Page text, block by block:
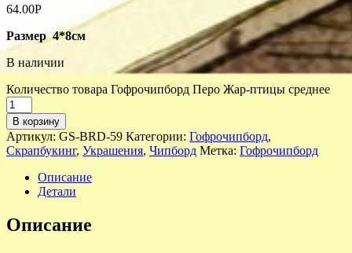
64.00Р
Размер 4*8см
В наличии
Количество товара Гофрочипборд Перо Жар-птицы среднее
В корзину
Артикул: GS-BRD-59 Категории: Гофрочипборд,
Скрапбукинг, Украшения, Чипборд Метка: Гофрочипборд
Описание
Детали
Описание